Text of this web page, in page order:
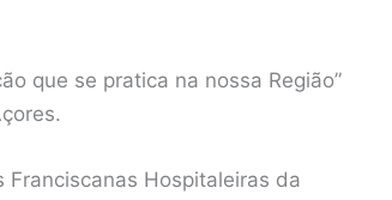
que se pratica na nossa Região”
Franciscanas Hospitaleiras da